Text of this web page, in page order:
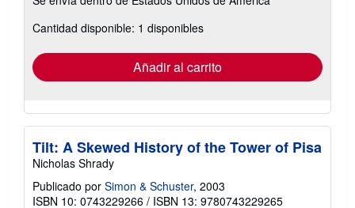
información
las
tarifas
envío
Cantidad disponible: 1 disponibles
Añadir al carrito
Tilt: A Skewed History of the Tower of Pisa
Nicholas Shrady
Publicado por Simon & Schuster, 2003
ISBN 10: 0743229266 / ISBN 13: 9780743229265